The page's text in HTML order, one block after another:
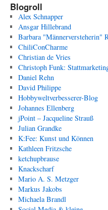
Blogroll
Alex Schnapper
Ansgar Hillebrand
Barbara "Männerversteherin"
ChiliConCharme
Christian de Vries
Christoph Funk:
Daniel Rehn
David Philippe
Hobbyweltverbesserer-Blog
Johannes Ellenberg
jPoint – Jacqueline Strauß
Julian Grandke
K:Fee: Kunst und Können
Kathleen Fritzsche
ketchupbrause
Knackscharf
Mario A. S. Metzger
Markus Jakobs
Michaela Brandl